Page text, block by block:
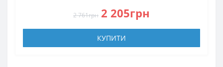
2 761грн 2 205грн
КУПИТИ